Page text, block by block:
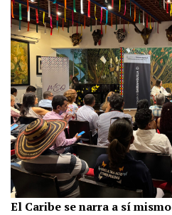
El Caribe se narra a sí mismo